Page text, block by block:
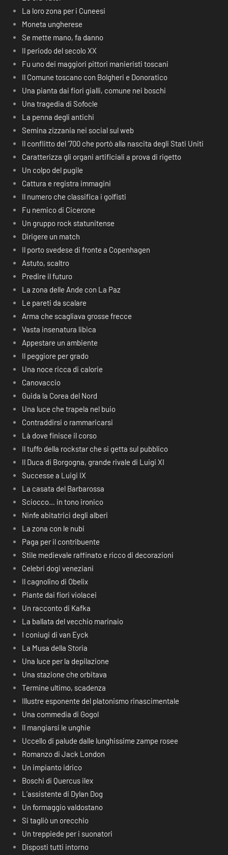
La loro zona per i Cuneesi
Moneta ungherese
Se mette mano, fa danno
Il periodo del secolo XX
Fu uno dei maggiori pittori manieristi toscani
Il Comune toscano con Bolgheri e Donoratico
Una pianta dai fiori gialli, comune nei boschi
Una tragedia di Sofocle
La penna degli antichi
Semina zizzania nei social sul web
Il conflitto del ‘700 che portò alla nascita degli Stati Uniti
Caratterizza gli organi artificiali a prova di rigetto
Un colpo del pugile
Cattura e registra immagini
Il numero che classifica i golfisti
Fu nemico di Cicerone
Un gruppo rock statunitense
Dirigere un match
Il porto svedese di fronte a Copenhagen
Astuto, scaltro
Predire il futuro
La zona delle Ande con La Paz
Le pareti da scalare
Arma che scagliava grosse frecce
Vasta insenatura libica
Appestare un ambiente
Il peggiore per grado
Una noce ricca di calorie
Canovaccio
Guida la Corea del Nord
Una luce che trapela nel buio
Contraddirsi o rammaricarsi
Là dove finisce il corso
Il tuffo della rockstar che si getta sul pubblico
Il Duca di Borgogna, grande rivale di Luigi XI
Successe a Luigi IX
La casata del Barbarossa
Sciocco… in tono ironico
Ninfe abitatrici degli alberi
La zona con le nubi
Paga per il contribuente
Stile medievale raffinato e ricco di decorazioni
Celebri dogi veneziani
Il cagnolino di Obelix
Piante dai fiori violacei
Un racconto di Kafka
La ballata del vecchio marinaio
I coniugi di van Eyck
La Musa della Storia
Una luce per la depilazione
Una stazione che orbitava
Termine ultimo, scadenza
Illustre esponente del platonismo rinascimentale
Una commedia di Gogol
Il mangiarsi le unghie
Uccello di palude dalle lunghissime zampe rosee
Romanzo di Jack London
Un impianto idrico
Boschi di Quercus ilex
L’assistente di Dylan Dog
Un formaggio valdostano
Si tagliò un orecchio
Un treppiede per i suonatori
Disposti tutti intorno